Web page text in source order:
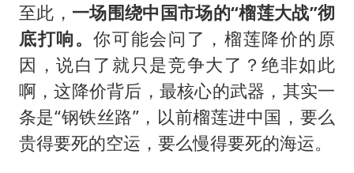
至此， 一场围绕中国市场的“榴莲大战”彻
底打响。你可能会问了，榴莲降价的原
因，说白了就只是竞争大了？绝非如此
啊，这降价背后，最核心的武器，其实一
条是“钢铁丝路”，以前榴莲进中国，要么
贵得要死的空运，要么慢得要死的海运。